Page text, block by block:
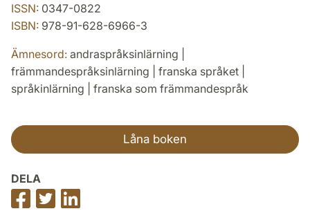
ISSN: 0347-0822
ISBN: 978-91-628-6966-3
Ämnesord: andraspråksinlärning |
främmandespråksinlärning | franska språket |
språkinlärning | franska som främmandespråk
Låna boken
DELA
Dela
på
Dela
på
på